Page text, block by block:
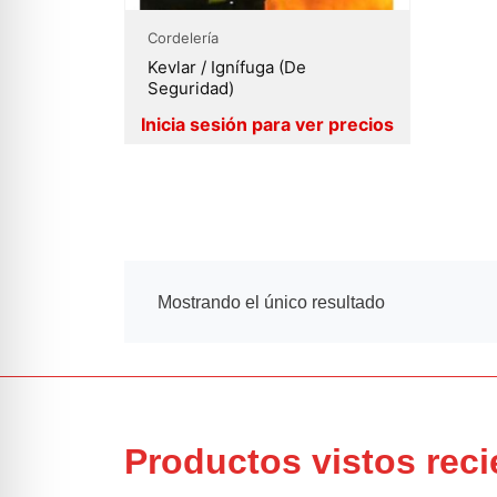
Cordelería
Kevlar / Ignífuga (de
Seguridad)
Mostrando el único resultado
Productos vistos